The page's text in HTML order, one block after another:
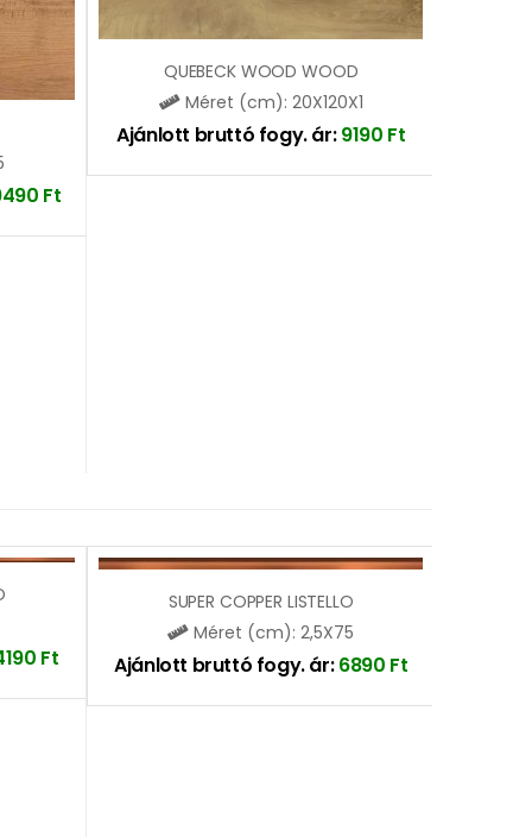
Ft
QUEBECK WOOD WOOD
Méret (cm): 20X120X1
Ajánlott bruttó fogy. ár:9190 Ft
Ft
SUPER COPPER LISTELLO
Méret (cm): 2,5X75
Ajánlott bruttó fogy. ár:6890 Ft